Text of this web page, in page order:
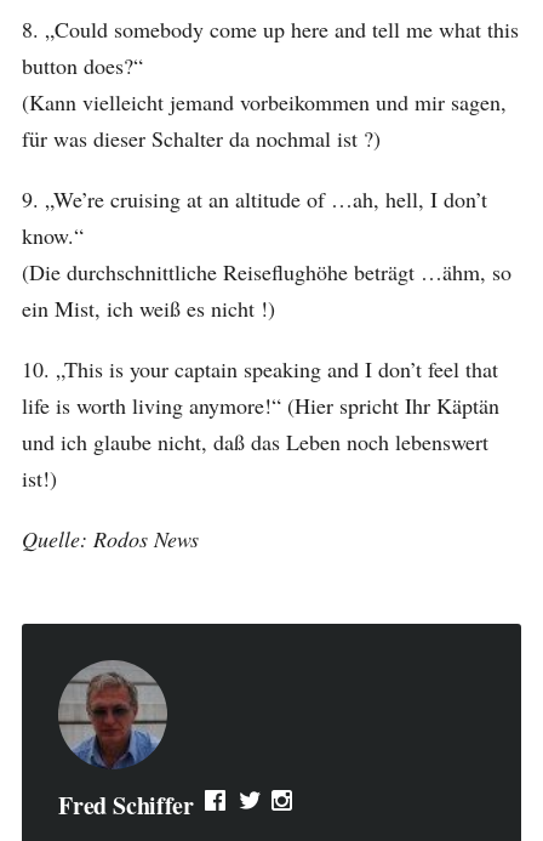
8. „Could somebody come up here and tell me what this
button does?“
(Kann vielleicht jemand vorbeikommen und mir sagen,
für was dieser Schalter da nochmal ist ?)
9. „We’re cruising at an altitude of …ah, hell, I don’t
know.“
(Die durchschnittliche Reiseflughöhe beträgt …ähm, so
ein Mist, ich weiß es nicht !)
10. „This is your captain speaking and I don’t feel that
life is worth living anymore!“ (Hier spricht Ihr Käptän
und ich glaube nicht, daß das Leben noch lebenswert
ist!)
Quelle: Rodos News
Fred Schiffer